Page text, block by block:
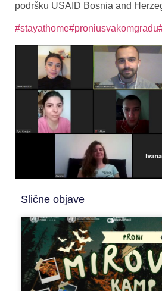
podršku USAID Bosnia and
#stayathome#proniusvakomgradu
Slične objave